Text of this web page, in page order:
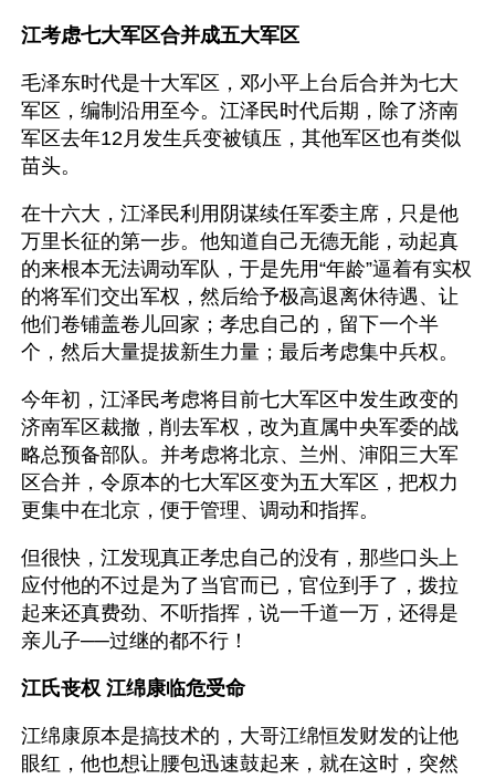
江考虑七大军区合并成五大军区
毛泽东时代是十大军区，邓小平上台后合并为七大
军区，编制沿用至今。江泽民时代后期，除了济南
军区去年12月发生兵变被镇压，其他军区也有类似
苗头。
在十六大，江泽民利用阴谋续任军委主席，只是他
万里长征的第一步。他知道自己无德无能，动起真
的来根本无法调动军队，于是先用“年龄”逼着有实权
的将军们交出军权，然后给予极高退离休待遇、让
他们卷铺盖卷儿回家；孝忠自己的，留下一个半
个，然后大量提拔新生力量；最后考虑集中兵权。
今年初，江泽民考虑将目前七大军区中发生政变的
济南军区裁撤，削去军权，改为直属中央军委的战
略总预备部队。并考虑将北京、兰州、渖阳三大军
区合并，令原本的七大军区变为五大军区，把权力
更集中在北京，便于管理、调动和指挥。
但很快，江发现真正孝忠自己的没有，那些口头上
应付他的不过是为了当官而已，官位到手了，拨拉
起来还真费劲、不听指挥，说一千道一万，还得是
亲儿子──过继的都不行！
江氏丧权 江绵康临危受命
江绵康原本是搞技术的，大哥江绵恒发财发的让他
眼红，他也想让腰包迅速鼓起来，就在这时，突然